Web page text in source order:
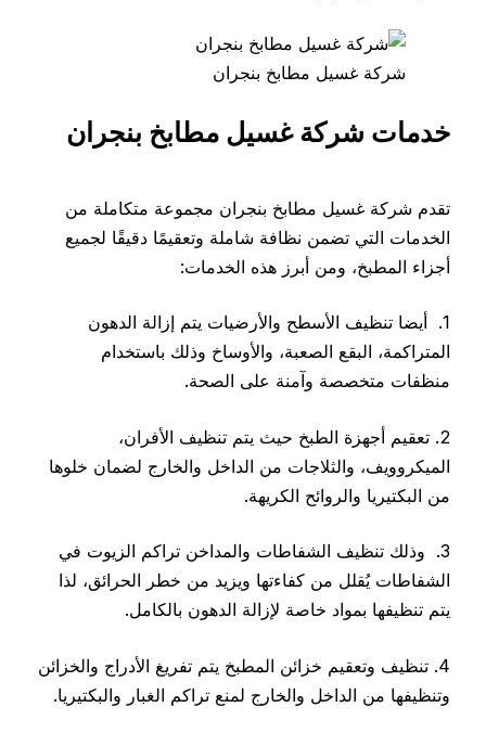
شركة غسيل مطابخ بنجران
خدمات شركة غسيل مطابخ بنجران
تقدم شركة غسيل مطابخ بنجران مجموعة متكاملة من
الخدمات التي تضمن نظافة شاملة وتعقيمًا دقيقًا لجميع
أجزاء المطبخ، ومن أبرز هذه الخدمات:
1. أيضا تنظيف الأسطح والأرضيات يتم إزالة الدهون
المتراكمة، البقع الصعبة، والأوساخ وذلك باستخدام
منظفات متخصصة وآمنة على الصحة.
2. تعقيم أجهزة الطبخ حيث يتم تنظيف الأفران،
الميكروويف، والثلاجات من الداخل والخارج لضمان خلوها
من البكتيريا والروائح الكريهة.
3. وذلك تنظيف الشفاطات والمداخن تراكم الزيوت في
الشفاطات يُقلل من كفاءتها ويزيد من خطر الحرائق، لذا
يتم تنظيفها بمواد خاصة لإزالة الدهون بالكامل.
4. تنظيف وتعقيم خزائن المطبخ يتم تفريغ الأدراج والخزائن
وتنظيفها من الداخل والخارج لمنع تراكم الغبار والبكتيريا.